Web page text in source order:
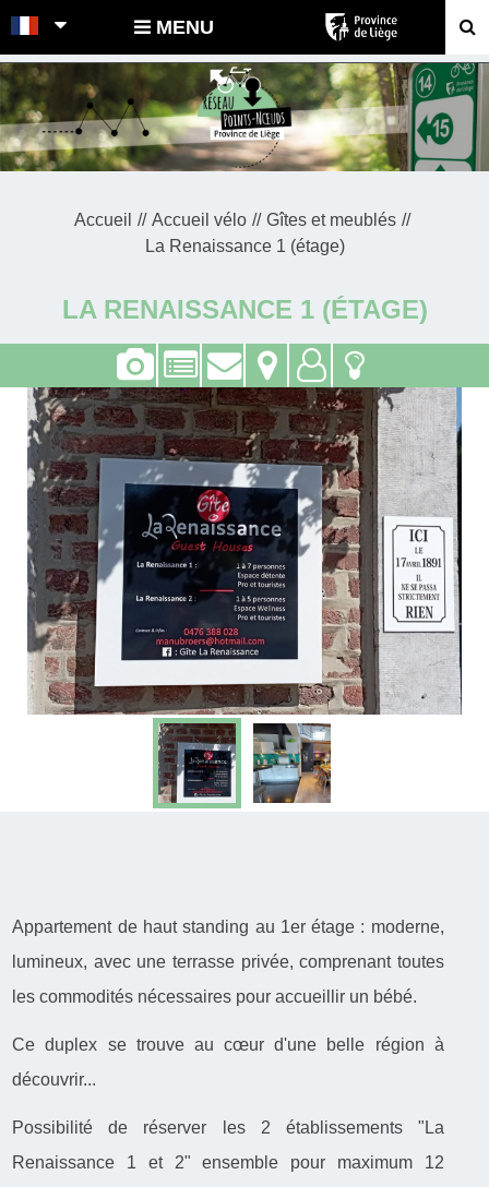
POINTS-NOEUDS MENU
Accueil Accueil vélo
Gîtes et meublés
La Renaissance 1 (étage)
LA RENAISSANCE 1 (ÉTAGE)
Appartement de haut standing au 1er étage : moderne,
lumineux, avec une terrasse privée, comprenant toutes
les commodités nécessaires pour accueillir un bébé.
Ce duplex se trouve au cœur d'une belle région à
découvrir...
Possibilité de réserver les 2 établissements "La
Renaissance 1 et 2" ensemble pour maximum 12